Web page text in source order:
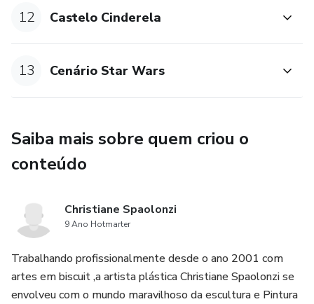
12 Castelo Cinderela
13 Cenário Star Wars
Saiba mais sobre quem criou o
conteúdo
Christiane Spaolonzi
9 Ano Hotmarter
Trabalhando profissionalmente desde o ano 2001 com
artes em biscuit ,a artista plástica Christiane Spaolonzi se
envolveu com o mundo maravilhoso da escultura e Pintura